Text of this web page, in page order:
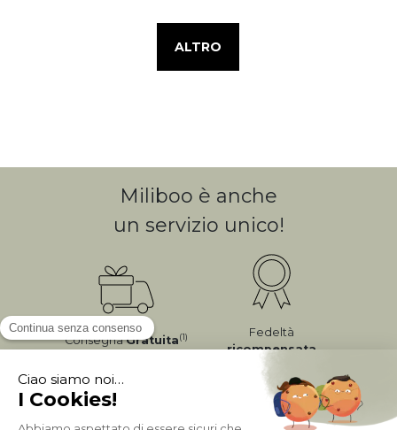
ALTRO
Miliboo è anche
un servizio unico!
ConsegnaGratuita(1)
Fedeltà
ricompensata